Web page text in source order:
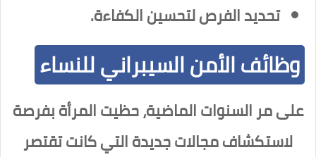
تحديد الفرص لتحسين الكفاءة.
وظائف الأمن السيبراني للنساء
على مر السنوات الماضية، حظيت المرأة بفرصة
لاستكشاف مجالات جديدة التي كانت تقتصر